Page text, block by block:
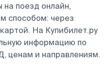
поезд онлайн,
способом: через
На Купибилет.ру
информацию по
ценам и направлениям.